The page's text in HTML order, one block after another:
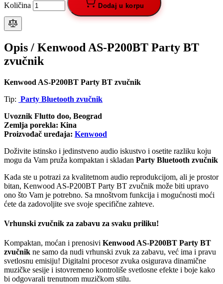
Količina Dodaj u korpu
Opis / Kenwood AS-P200BT Party BT
zvučnik
Kenwood AS-P200BT Party BT zvučnik
Tip: Party Bluetooth zvučnik
Uvoznik Flutto doo, Beograd
Zemlja porekla: Kina
Proizvođač uređaja: Kenwood
Doživite istinsko i jedinstveno audio iskustvo i osetite razliku koju
mogu da Vam pruža kompaktan i skladan Party Bluetooth zvučnik
Kada ste u potrazi za kvalitetnom audio reprodukcijom, ali je prostor
bitan, Kenwood AS-P200BT Party BT zvučnik može biti upravo
ono što Vam je potrebno. Sa mnoštvom funkcija i mogućnosti moći
ćete da zadovoljite sve svoje specifične zahteve.
Vrhunski zvučnik za zabavu za svaku priliku!
Kompaktan, moćan i prenosivi Kenwood AS-P200BT Party BT
zvučnik ne samo da nudi vrhunski zvuk za zabavu, već ima i pravu
svetlosnu emisiju! Digitalni procesor zvuka osigurava dinamične
muzičke sesije i istovremeno kontroliše svetlosne efekte i boje kako
bi odgovarali trenutnom muzičkom stilu.